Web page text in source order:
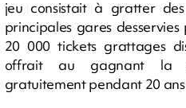
jeu consistait à gratter
principales gares
20 000 tickets grattages
offrait au gagnant la
gratuitement pendant 20